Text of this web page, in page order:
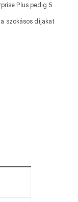
Plus pedig 5
szokásos díjakat
áll rendelkezésre
az adott